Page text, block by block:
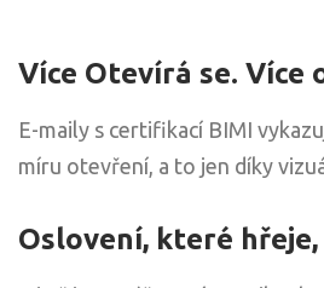
Více Otevírá se. Více
E-maily s certifikací BIMI
míru otevření, a to jen díky
Oslovení, které hřeje,